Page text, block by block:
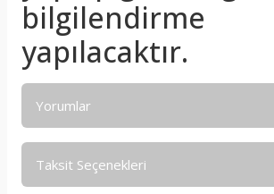
bilgilendirme
yapılacaktır.
Yorumlar
Taksit Seçenekleri